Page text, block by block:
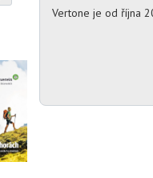
Vertone je od října